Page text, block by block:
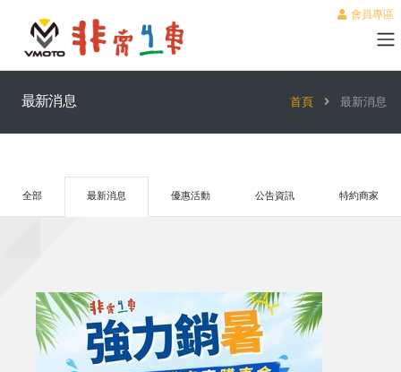
會員專區
最新消息 首頁 最新消息
全部 最新消息 優惠活動 公告資訊 特約商家